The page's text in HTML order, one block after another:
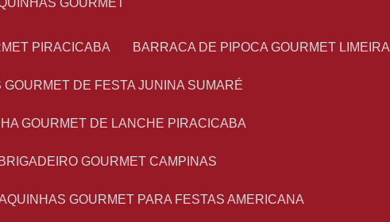
GOURMET
PIRACICABA BARRACA DE PIPOCA GOURMET LIMEIRA
GOURMET DE FESTA JUNINA SUMARÉ
GOURMET DE LANCHE PIRACICABA
GOURMET CAMPINAS
GOURMET PARA FESTAS AMERICANA